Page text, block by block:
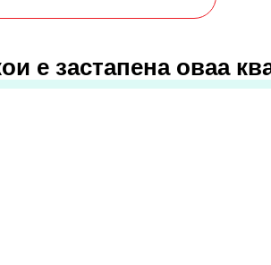
е застапена оваа